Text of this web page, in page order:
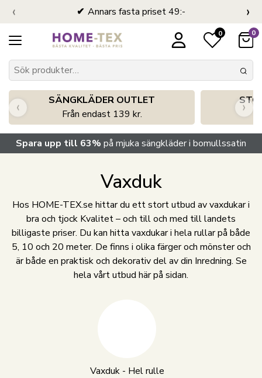
Annars fasta priset 49:-
‹ ›
0 0
SÄNGKLÄDER OUTLET
Från endast 139 kr.
‹ ›
Spara upp till 63% på mjuka sängkläder i bomullssatin
Vaxduk
Hos HOME-TEX.se hittar du ett stort utbud av vaxdukar i
bra och tjock Kvalitet – och till och med till landets
billigaste priser. Du kan hitta vaxdukar i hela rullar på både
5, 10 och 20 meter. De finns i olika färger och mönster och
är både en praktisk och dekorativ del av din Inredning. Se
hela vårt utbud här på sidan.
Vaxduk - Hel rulle